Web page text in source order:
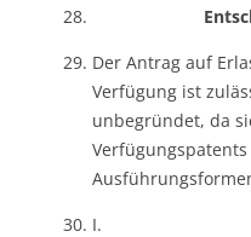
Der Antrag auf
Verfügung ist
unbegründet, da
I.